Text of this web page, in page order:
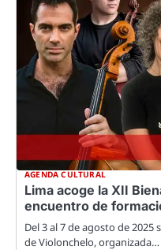
AGENDA CULTURAL
Lima acoge la XII
encuentro de
Del 3 al 7 de agosto de 2025
de Violonchelo, organizada…